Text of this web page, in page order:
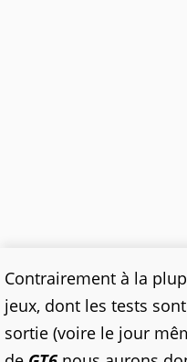
Contrairement à la
jeux, dont les tests
sortie (voire le jour